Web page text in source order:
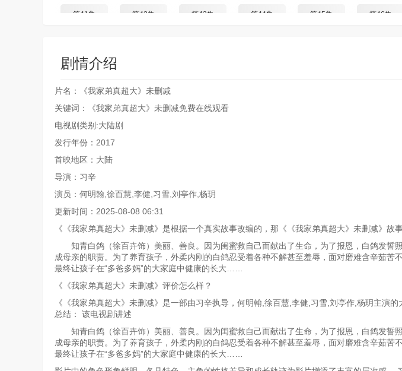
第41集 第42集 第43集 第44集 第45集 第46集
剧情介绍
片名：《我家弟真超大》未删减
关键词：《我家弟真超大》未删减免费在线观看
电视剧类别:大陆剧
发行年份：2017
首映地区：大陆
导演：习辛
演员：何明翰,徐百慧,李健,习雪,刘亭作,杨玥
更新时间：2025-08-08 06:31
《《我家弟真超大》未删减》是根据一个真实故事改编的，那《《我家弟真超大》未删减》故
知青白鸽（徐百卉饰）美丽、善良。因为闺蜜救自己而献出了生命，为了报恩，白鸽发誓
成母亲的职责。为了养育孩子，外柔内刚的白鸽忍受着各种不解甚至羞辱，面对磨难含辛茹苦
最终让孩子在“多爸多妈”的大家庭中健康的长大……
《《我家弟真超大》未删减》评价怎么样？
《《我家弟真超大》未删减》是一部由习辛执导，何明翰,徐百慧,李健,习雪,刘亭作,杨玥主演
总结： 该电视剧讲述
知青白鸽（徐百卉饰）美丽、善良。因为闺蜜救自己而献出了生命，为了报恩，白鸽发誓
成母亲的职责。为了养育孩子，外柔内刚的白鸽忍受着各种不解甚至羞辱，面对磨难含辛茹苦
最终让孩子在“多爸多妈”的大家庭中健康的长大……